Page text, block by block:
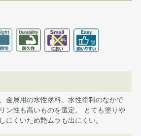
金属用の水性塗料。水性塗料のなかで
ン性も高いものを選定。 とても塗りや
にくいため艶ムラも出にくい。